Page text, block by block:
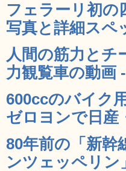
フェラーリ初の
写真と詳細スペ
人間の筋力と
力観覧車の動画
600ccのバイク
ゼロヨンで日産
80年前の「新幹
ンツェッペリン